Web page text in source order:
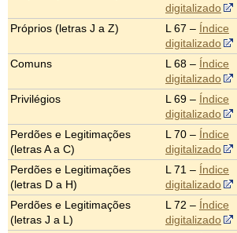
digitalizado
Próprios (letras J a Z)
L 67 – Índice
digitalizado
Comuns
L 68 – Índice
digitalizado
Privilégios
L 69 – Índice
digitalizado
Perdões e Legitimações
(letras A a C)
L 70 – Índice
digitalizado
Perdões e Legitimações
(letras D a H)
L 71 – Índice
digitalizado
Perdões e Legitimações
(letras J a L)
L 72 – Índice
digitalizado